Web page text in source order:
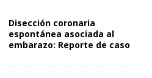
Disección coronaria
espontánea asociada al
embarazo: Reporte de caso